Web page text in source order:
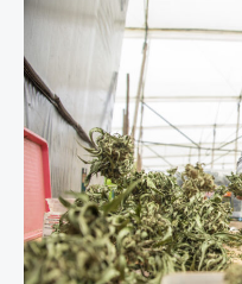
cultivo
de
cannabis
florece
en
Ecuador